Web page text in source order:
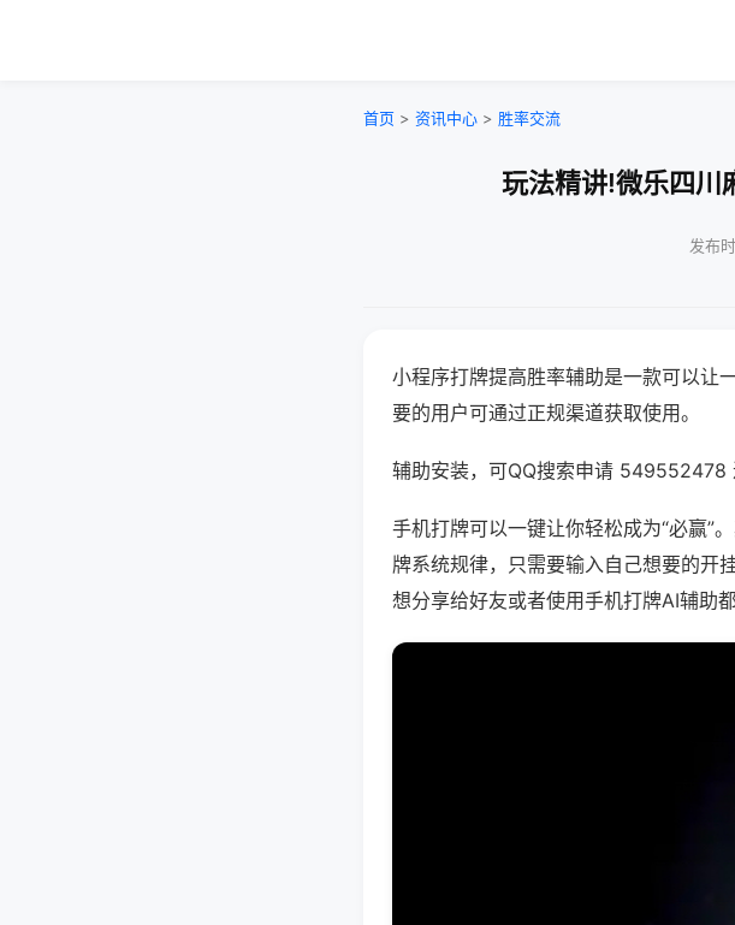
首页 > 资讯中心 > 胜率交流
玩法精讲!微乐四川
发布
小程序打牌提高胜率辅助是一款可以让
要的用户可通过正规渠道获取使用。
辅助安装，可QQ搜索申请 549552478
手机打牌可以一键让你轻松成为“必赢”
牌系统规律，只需要输入自己想要的开
想分享给好友或者使用手机打牌AI辅助